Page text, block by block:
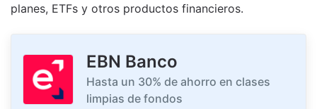
planes, ETFs y otros productos financieros.
EBN Banco
Hasta un 30% de ahorro en clases
limpias de fondos